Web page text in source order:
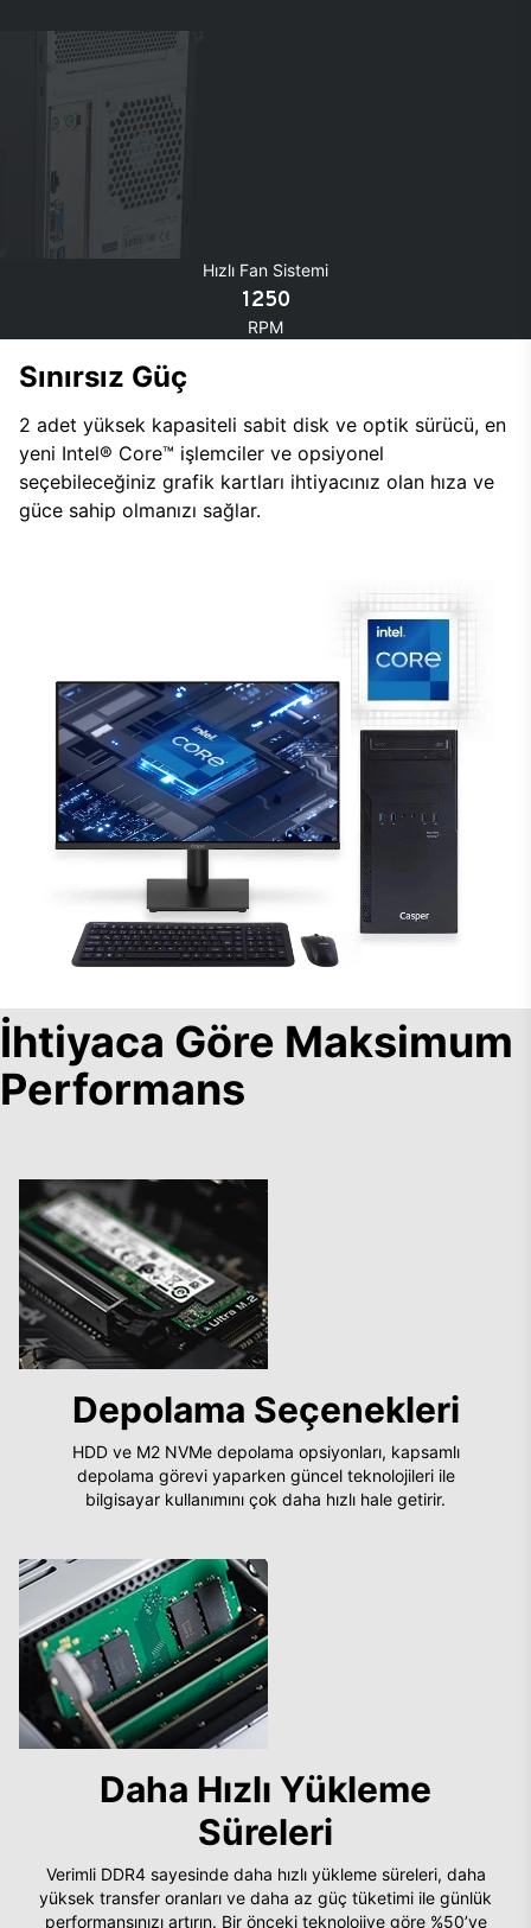
Hızlı Fan Sistemi
1250
RPM
Sınırsız Güç
2 adet yüksek kapasiteli sabit disk ve optik sürücü, en
yeni Intel® Core™ işlemciler ve opsiyonel
seçebileceğiniz grafik kartları ihtiyacınız olan hıza ve
güce sahip olmanızı sağlar.
İhtiyaca Göre Maksimum
Performans
Depolama Seçenekleri
HDD ve M2 NVMe depolama opsiyonları, kapsamlı
depolama görevi yaparken güncel teknolojileri ile
bilgisayar kullanımını çok daha hızlı hale getirir.
Daha Hızlı Yükleme
Süreleri
Verimli DDR4 sayesinde daha hızlı yükleme süreleri, daha
yüksek transfer oranları ve daha az güç tüketimi ile günlük
performansınızı artırın. Bir önceki teknolojiye göre %50’ye